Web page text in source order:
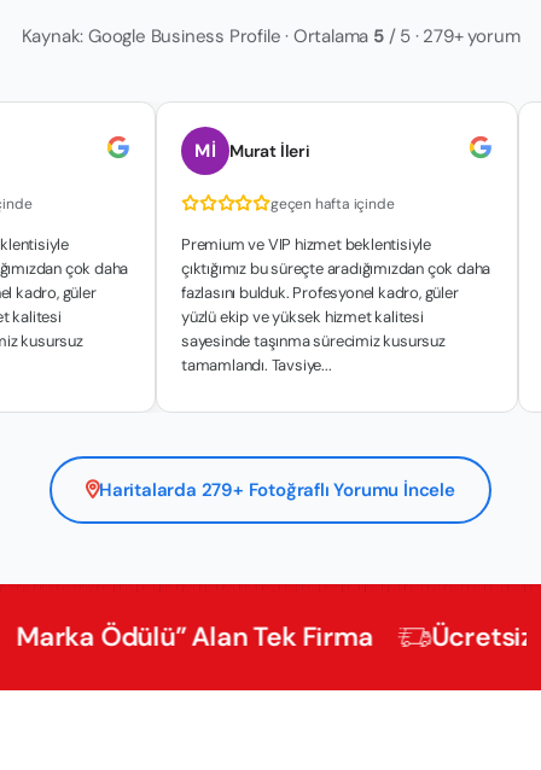
Kaynak: Google Business Profile · Ortalama 5/ 5 · 279+ yorum
çok daha
kadro, güler
kalitesi
kusursuz
Mİ Murat İleri
geçen hafta içinde
Premium ve VIP hizmet beklentisiyle
çıktığımız bu süreçte aradığımızdan çok daha
fazlasını bulduk. Profesyonel kadro, güler
yüzlü ekip ve yüksek hizmet kalitesi
sayesinde taşınma sürecimiz kusursuz
tamamlandı. Tavsiye...
Haritalarda 279+ Fotoğraflı Yorumu İncele
Ödülü” Alan Tek Firma Ücretsiz